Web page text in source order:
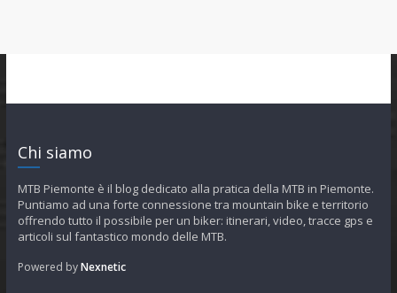
Chi siamo
MTB Piemonte è il blog dedicato alla pratica della MTB in Piemonte.
Puntiamo ad una forte connessione tra mountain bike e territorio
offrendo tutto il possibile per un biker: itinerari, video, tracce gps e
articoli sul fantastico mondo delle MTB.
Powered byNexnetic